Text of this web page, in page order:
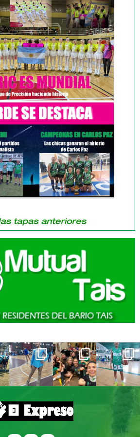
de San Jorge. De
Locomotora Verdelevantará el
inolvidable. ¡Acompañanos
fuerza! ¡Vamos Verde, que el
EL CAMPEONATO PROVINCIAL
compite en el campeonato
y el domingo 13 Alessia
el provincial de Danza también en
DE LA INDEPENDENCIA EN EL
:Los más pequeñitos del club
especial llena de color, historia y
se amasaron riquísimas
y ternura cada rincón del
familias y al equipo docente por
amor esta propuesta que acerca
nuestras raíces y costumbres.